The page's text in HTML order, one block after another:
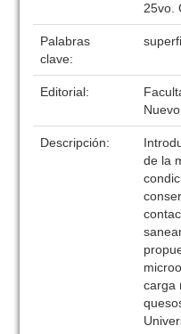
25vo.
Palabras
clave:
Editorial:
Descripción:
de la
carga